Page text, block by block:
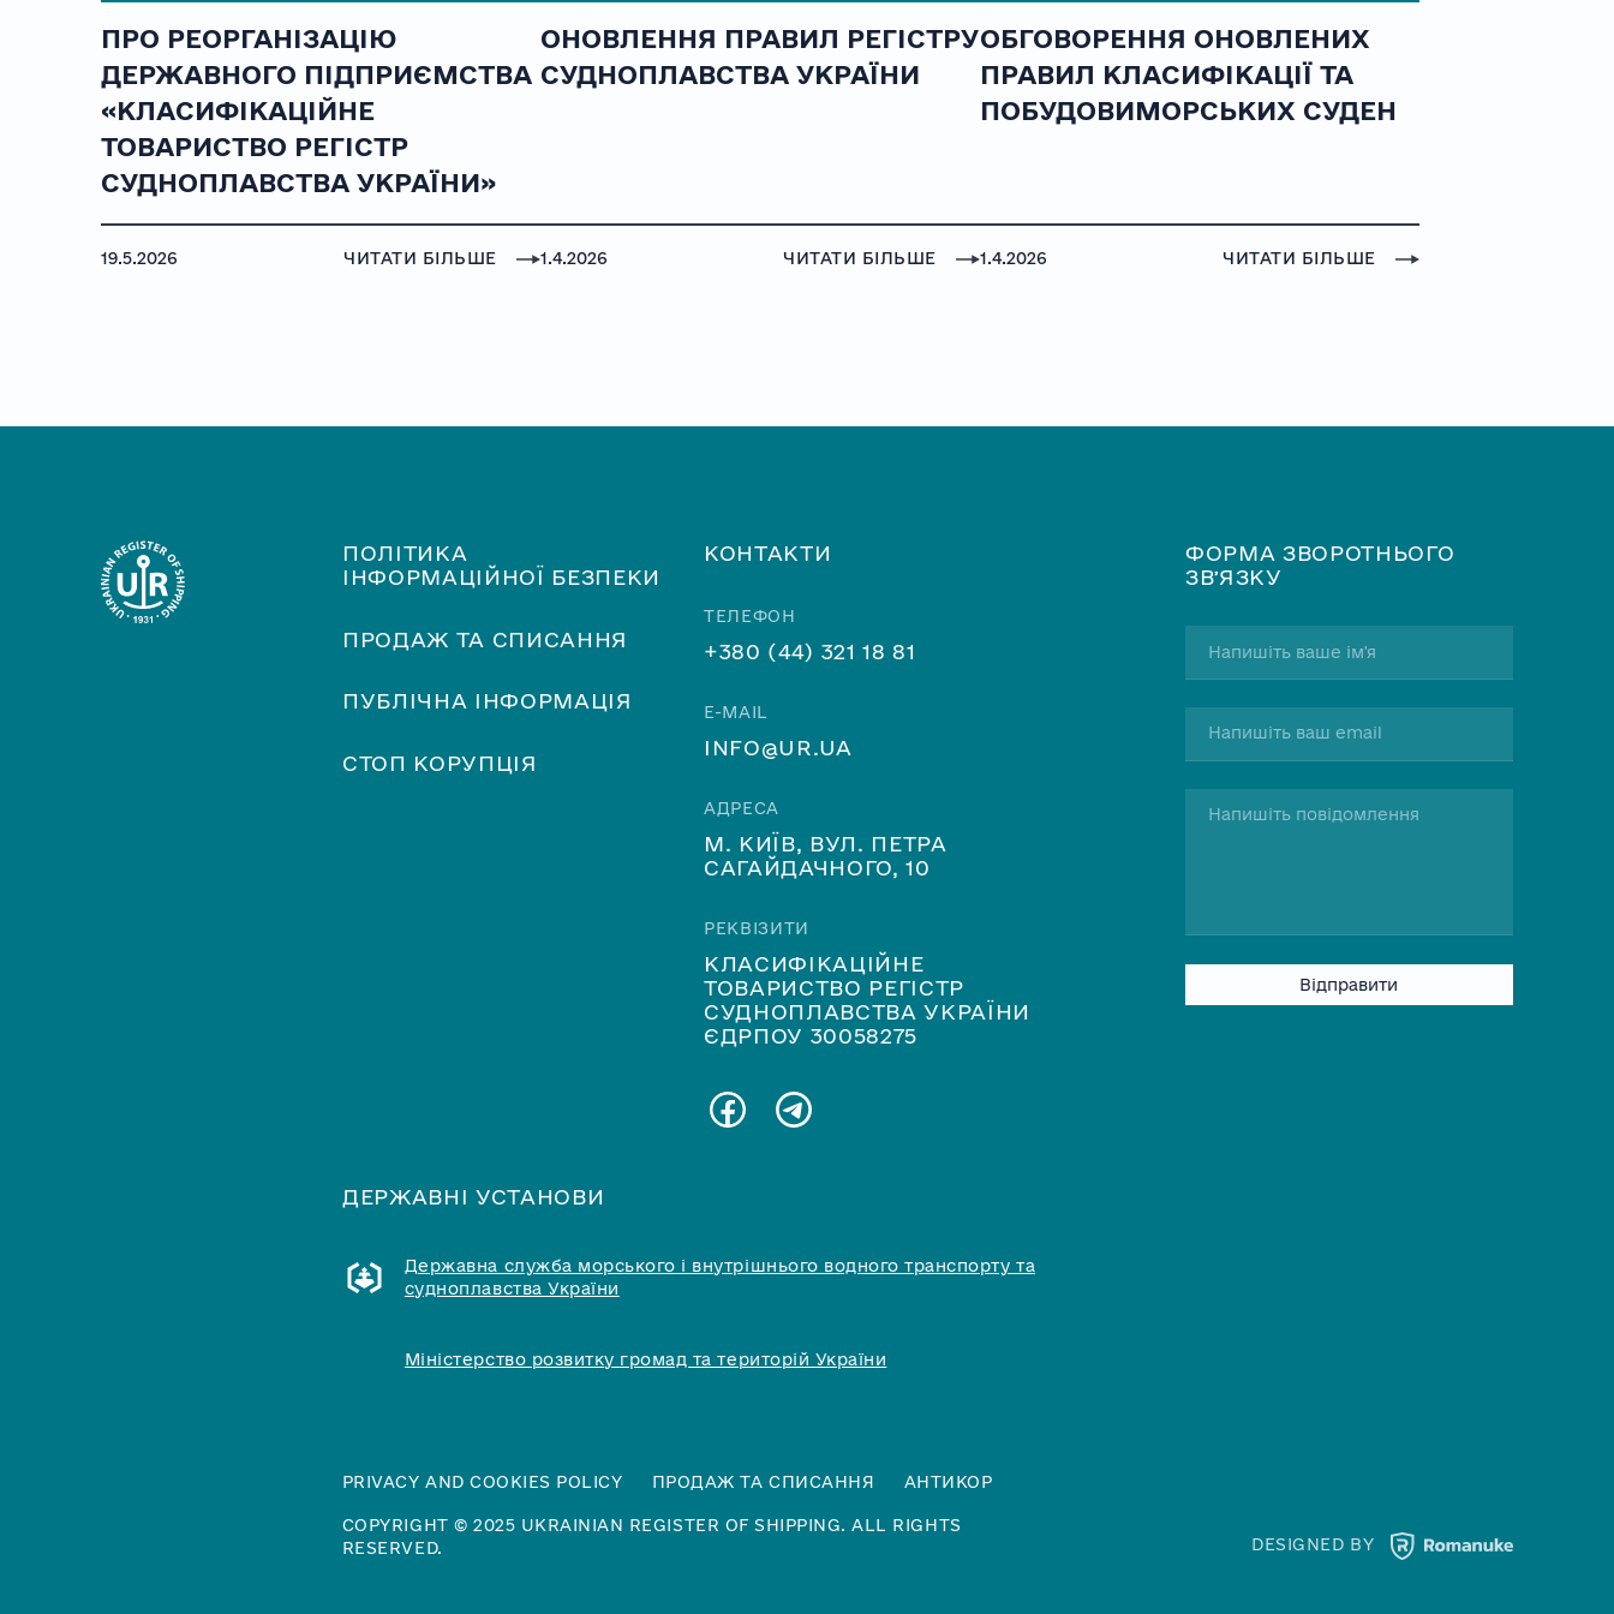
ПРО РЕОРГАНІЗАЦІЮ
ДЕРЖАВНОГО ПІДПРИЄМСТВА
«КЛАСИФІКАЦІЙНЕ
ТОВАРИСТВО РЕГІСТР
СУДНОПЛАВСТВА УКРАЇНИ»
19.5.2026 ЧИТАТИ БІЛЬШЕ
ОНОВЛЕННЯ ПРАВИЛ РЕГІСТРУ
СУДНОПЛАВСТВА УКРАЇНИ
1.4.2026 ЧИТАТИ БІЛЬШЕ
ОБГОВОРЕННЯ ОНОВЛЕНИХ
ПРАВИЛ КЛАСИФІКАЦІЇ ТА
ПОБУДОВИМОРСЬКИХ СУДЕН
1.4.2026 ЧИТАТИ БІЛЬШЕ
ПОЛІТИКА
ІНФОРМАЦІЙНОЇ БЕЗПЕКИ
ПРОДАЖ ТА СПИСАННЯ
ПУБЛІЧНА ІНФОРМАЦІЯ
СТОП КОРУПЦІЯ
КОНТАКТИ
ТЕЛЕФОН
+380 (44) 321 18 81
E-MAIL
INFO@UR.UA
АДРЕСА
М. КИЇВ, ВУЛ. ПЕТРА
САГАЙДАЧНОГО, 10
РЕКВІЗИТИ
КЛАСИФІКАЦІЙНЕ
ТОВАРИСТВО РЕГІСТР
СУДНОПЛАВСТВА УКРАЇНИ
ЄДРПОУ 30058275
ФОРМА ЗВОРОТНЬОГО
ЗВʼЯЗКУ
ДЕРЖАВНІ УСТАНОВИ
Державна служба морського і внутрішнього водного транспорту та
судноплавства України
Міністерство розвитку громад та територій України
PRIVACY AND COOKIES POLICY ПРОДАЖ ТА СПИСАННЯ АНТИКОР
COPYRIGHT © 2025 UKRAINIAN REGISTER OF SHIPPING. ALL RIGHTS
RESERVED.
DESIGNED BY